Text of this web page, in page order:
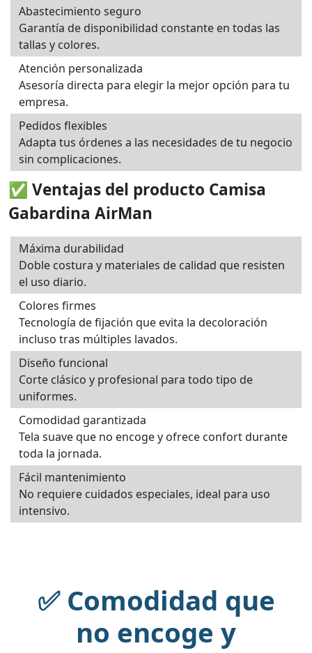
Abastecimiento seguro
Garantía de disponibilidad constante en todas las
tallas y colores.
Atención personalizada
Asesoría directa para elegir la mejor opción para tu
empresa.
Pedidos flexibles
Adapta tus órdenes a las necesidades de tu negocio
sin complicaciones.
✅ Ventajas del producto Camisa
Gabardina AirMan
Máxima durabilidad
Doble costura y materiales de calidad que resisten
el uso diario.
Colores firmes
Tecnología de fijación que evita la decoloración
incluso tras múltiples lavados.
Diseño funcional
Corte clásico y profesional para todo tipo de
uniformes.
Comodidad garantizada
Tela suave que no encoge y ofrece confort durante
toda la jornada.
Fácil mantenimiento
No requiere cuidados especiales, ideal para uso
intensivo.
✅ Comodidad que
no encoge y